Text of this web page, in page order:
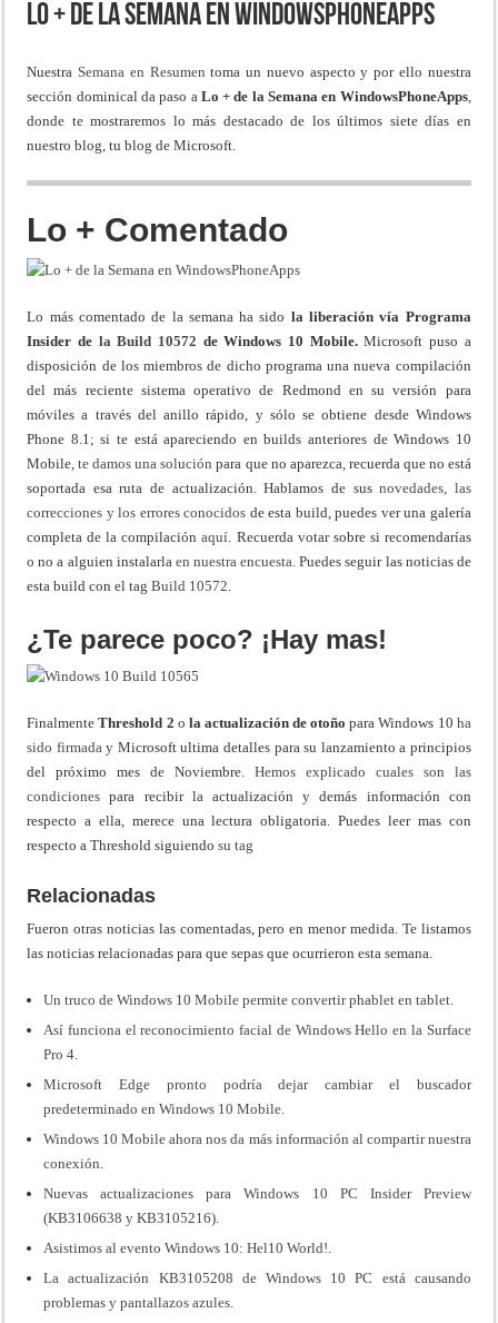
Lo + de la Semana en WindowsPhoneApps
NuestraSemana en Resumen toma un nuevo aspecto y por ello nuestra
sección dominical da paso a Lo + de la Semana en WindowsPhoneApps,
donde te mostraremos lo más destacado de los últimos siete días en
nuestro blog, tu blog de Microsoft.
Lo + Comentado
Lo más comentado de la semana ha sido la liberación vía Programa
Insider de la Build 10572 de Windows 10 Mobile.Microsoft puso a
disposición de los miembros de dicho programa una nueva compilación
del más reciente sistema operativo de Redmond en su versión para
móviles a través del anillo rápido, y sólo se obtiene desde Windows
Phone 8.1; si te está apareciendo en builds anteriores de Windows 10
Mobile,te damos una solución para que no aparezca, recuerda que no está
soportada esa ruta de actualización. Hablamos de susnovedades, las
correcciones y los errores conocidos de esta build, puedes ver una galería
completa de la compilaciónaquí. Recuerda votar sobre si recomendarías
o no a alguien instalarla en nuestra encuesta. Puedes seguir las noticias de
esta build con el tagBuild 10572.
¿Te parece poco? ¡Hay mas!
FinalmenteThreshold 2 o la actualización de otoño para Windows 10 ha
sido firmaday Microsoft ultima detalles para su lanzamiento a principios
del próximo mes de Noviembre. Hemos explicado cuales son las
condiciones para recibir la actualización y demás información con
respecto a ella, merece una lectura obligatoria. Puedes leer mas con
respecto a Threshold siguiendosu tag
Relacionadas
Fueron otras noticias las comentadas, pero en menor medida. Te listamos
las noticias relacionadas para que sepas que ocurrieron esta semana.
Un truco de Windows 10 Mobile permite convertir phablet en tablet.
Así funciona el reconocimiento facial de Windows Hello en la Surface
Pro 4.
Microsoft Edge pronto podría dejar cambiar el buscador
predeterminado en Windows 10 Mobile.
Windows 10 Mobile ahora nos da más información al compartir nuestra
conexión.
Nuevas actualizaciones para Windows 10 PC Insider Preview
(KB3106638 y KB3105216).
Asistimos al evento Windows 10: Hel10 World!.
La actualización KB3105208 de Windows 10 PC está causando
problemas y pantallazos azules.